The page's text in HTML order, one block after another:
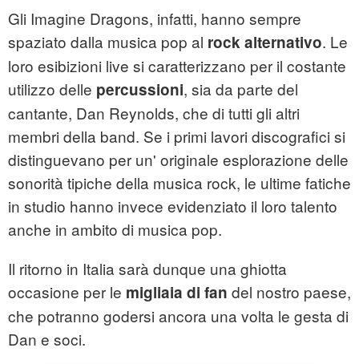
Gli Imagine Dragons, infatti, hanno sempre
spaziato dalla musica pop al rock alternativo. Le
loro esibizioni live si caratterizzano per il costante
utilizzo delle percussioni, sia da parte del
cantante, Dan Reynolds, che di tutti gli altri
membri della band. Se i primi lavori discografici si
distinguevano per un' originale esplorazione delle
sonorità tipiche della musica rock, le ultime fatiche
in studio hanno invece evidenziato il loro talento
anche in ambito di musica pop.
Il ritorno in Italia sarà dunque una ghiotta
occasione per le migliaia di fan del nostro paese,
che potranno godersi ancora una volta le gesta di
Dan e soci.